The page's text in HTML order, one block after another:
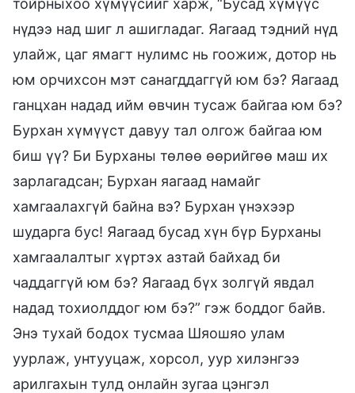
нүдээ над шиг л ашигладаг. Яагаад тэдний нүд
улайж, цаг ямагт нулимс нь гоожиж, дотор нь
юм орчихсон мэт санагддаггүй юм бэ? Яагаад
ганцхан надад ийм өвчин тусаж байгаа юм бэ?
Бурхан хүмүүст давуу тал олгож байгаа юм
биш үү? Би Бурханы төлөө өөрийгөө маш их
зарлагадсан; Бурхан яагаад намайг
хамгаалахгүй байна вэ? Бурхан үнэхээр
шударга бус! Яагаад бусад хүн бүр Бурханы
хамгаалалтыг хүртэх азтай байхад би
чаддаггүй юм бэ? Яагаад бүх золгүй явдал
надад тохиолддог юм бэ?” гэж боддог байв.
Энэ тухай бодох тусмаа Шяошяо улам
уурлаж, унтууцаж, хорсол, уур хилэнгээ
арилгахын тулд онлайн зугаа цэнгэл